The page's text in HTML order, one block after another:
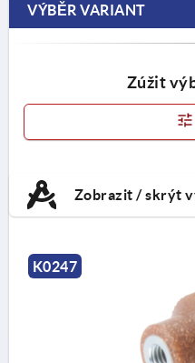
nerezové oceli 1.4305.
VÝBĚR VARIANT
Zúžit
Zobrazit / skrýt
K0247